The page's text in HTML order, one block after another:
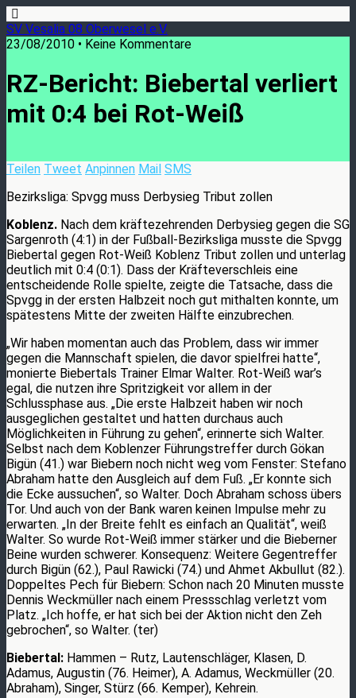
SV Vesalia 08 Oberwesel e.V.
23/08/2010 • Keine Kommentare
RZ-Bericht: Biebertal verliert
mit 0:4 bei Rot-Weiß
Teilen Tweet Anpinnen Mail SMS
Bezirksliga: Spvgg muss Derbysieg Tribut zollen
Koblenz. Nach dem kräftezehrenden Derbysieg gegen die SG
Sargenroth (4:1) in der Fußball-Bezirksliga musste die Spvgg
Biebertal gegen Rot-Weiß Koblenz Tribut zollen und unterlag
deutlich mit 0:4 (0:1). Dass der Kräfteverschleis eine
entscheidende Rolle spielte, zeigte die Tatsache, dass die
Spvgg in der ersten Halbzeit noch gut mithalten konnte, um
spätestens Mitte der zweiten Hälfte einzubrechen.
„Wir haben momentan auch das Problem, dass wir immer
gegen die Mannschaft spielen, die davor spielfrei hatte“,
monierte Biebertals Trainer Elmar Walter. Rot-Weiß war’s
egal, die nutzen ihre Spritzigkeit vor allem in der
Schlussphase aus. „Die erste Halbzeit haben wir noch
ausgeglichen gestaltet und hatten durchaus auch
Möglichkeiten in Führung zu gehen“, erinnerte sich Walter.
Selbst nach dem Koblenzer Führungstreffer durch Gökan
Bigün (41.) war Biebern noch nicht weg vom Fenster: Stefano
Abraham hatte den Ausgleich auf dem Fuß. „Er konnte sich
die Ecke aussuchen“, so Walter. Doch Abraham schoss übers
Tor. Und auch von der Bank waren keinen Impulse mehr zu
erwarten. „In der Breite fehlt es einfach an Qualität“, weiß
Walter. So wurde Rot-Weiß immer stärker und die Bieberner
Beine wurden schwerer. Konsequenz: Weitere Gegentreffer
durch Bigün (62.), Paul Rawicki (74.) und Ahmet Akbullut (82.).
Doppeltes Pech für Biebern: Schon nach 20 Minuten musste
Dennis Weckmüller nach einem Pressschlag verletzt vom
Platz. „Ich hoffe, er hat sich bei der Aktion nicht den Zeh
gebrochen“, so Walter. (ter)
Biebertal: Hammen – Rutz, Lautenschläger, Klasen, D.
Adamus, Augustin (76. Heimer), A. Adamus, Weckmüller (20.
Abraham), Singer, Stürz (66. Kemper), Kehrein.